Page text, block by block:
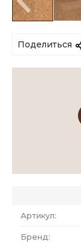
Поделиться
Артикул:
Бренд: